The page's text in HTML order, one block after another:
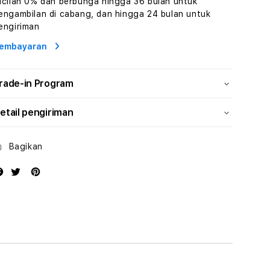
dan
Solusi
Energi
dan
Solusi
di cabang, dan hingga 24 bulan untuk
in Program
pengiriman
Bagikan